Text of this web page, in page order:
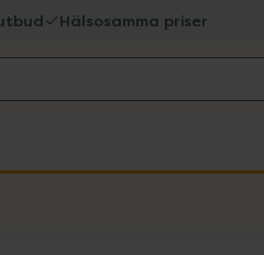
Hälsosamma priser